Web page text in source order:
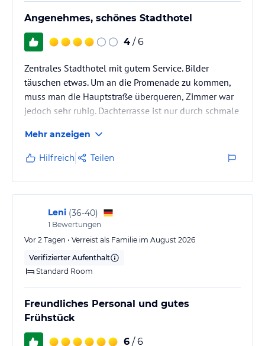
Angenehmes, schönes Stadthotel
4 / 6
Zentrales Stadthotel mit gutem Service. Bilder
täuschen etwas. Um an die Promenade zu kommen,
muss man die Hauptstraße überqueren, Zimmer war
jedoch sehr ruhig. Dachterrasse ist nur durch schmale
wie es fälschlicherweise im Video suggeriert wird.
Mehr anzeigen
Hilfreich Teilen
Leni (36-40)
1 Bewertungen
Vor 2 Tagen • Verreist als Familie im August 2026
Verifizierter Aufenthalt
Standard Room
Freundliches Personal und gutes
Frühstück
6 / 6